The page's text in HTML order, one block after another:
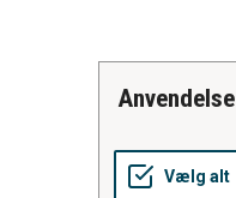
anvendelse